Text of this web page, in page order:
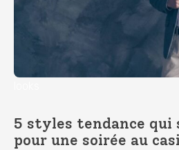
5 styles tendance
pour une soirée au